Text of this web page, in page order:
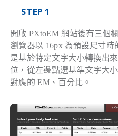
STEP 1
開啟 PXtoEM 網站後有三個
瀏覽器以 16px 為預設尺寸時
是基於特定文字大小轉換出
位，從左邊點選基準文字大
對應的 EM、百分比。